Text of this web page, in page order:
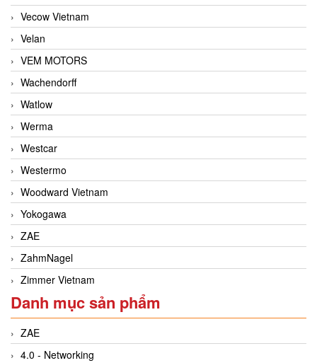
Vecow Vietnam
Velan
VEM MOTORS
Wachendorff
Watlow
Werma
Westcar
Westermo
Woodward Vietnam
Yokogawa
ZAE
ZahmNagel
Zimmer Vietnam
Danh mục sản phẩm
ZAE
4.0 - Networking